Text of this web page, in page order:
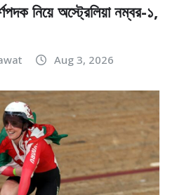
নিয়ে অস্ট্রেলিয়া নম্বর-১,
Aug 3, 2026